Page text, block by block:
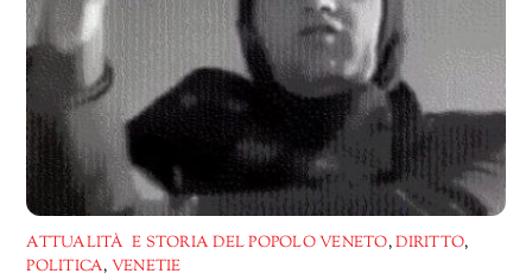
ATTUALITÀ E STORIA DEL POPOLO VENETO,DIRITTO,
POLITICA, VENETIE